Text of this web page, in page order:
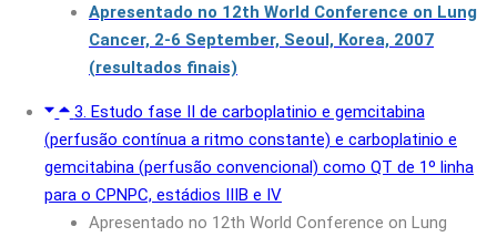
Apresentado no 12th World Conference on Lung
Cancer, 2-6 September, Seoul, Korea, 2007
(resultados finais)
3. Estudo fase II de carboplatinio e gemcitabina
(perfusão contínua a ritmo constante) e carboplatinio e
gemcitabina (perfusão convencional) como QT de 1º linha
para o CPNPC, estádios IIIB e IV
Apresentado no 12th World Conference on Lung